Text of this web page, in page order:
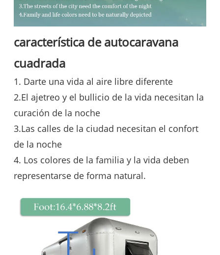
característica de autocaravana
cuadrada
1. Darte una vida al aire libre diferente
2.El ajetreo y el bullicio de la vida necesitan la
curación de la noche
3.Las calles de la ciudad necesitan el confort
de la noche
4. Los colores de la familia y la vida deben
representarse de forma natural.